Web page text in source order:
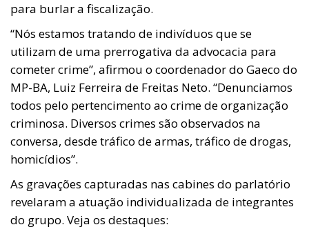
para burlar a fiscalização.
“Nós estamos tratando de indivíduos que se
utilizam de uma prerrogativa da advocacia para
cometer crime”, afirmou o coordenador do Gaeco do
MP-BA, Luiz Ferreira de Freitas Neto. “Denunciamos
todos pelo pertencimento ao crime de organização
criminosa. Diversos crimes são observados na
conversa, desde tráfico de armas, tráfico de drogas,
homicídios”.
As gravações capturadas nas cabines do parlatório
revelaram a atuação individualizada de integrantes
do grupo. Veja os destaques: